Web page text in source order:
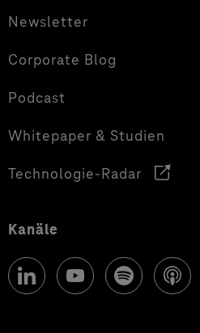
Newsletter
Corporate Blog
Podcast
Whitepaper & Studien
Technologie-Radar
Kanäle